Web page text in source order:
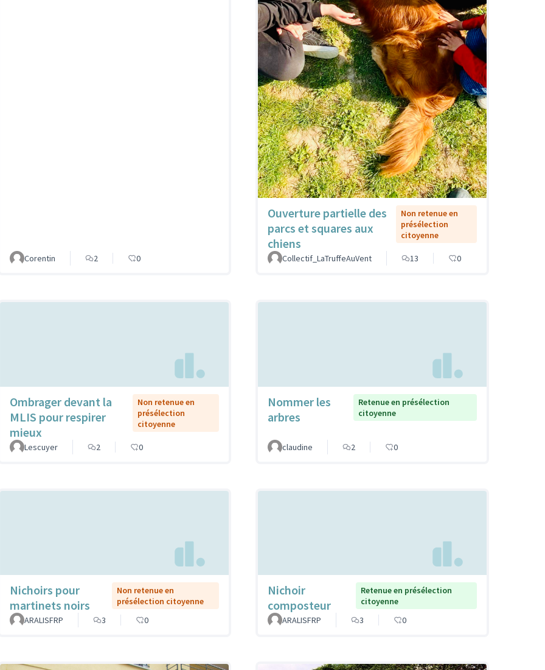
Corentin 2 0
Ouverture partielle des
parcs et squares aux
chiens
Non retenue en
présélection
citoyenne
Collectif_LaTruffeAuVent 13 0
Ombrager devant la
MLIS pour respirer
mieux
Non retenue en
présélection
citoyenne
Lescuyer 2 0
Nommer les
arbres
Retenue en présélection
citoyenne
claudine 2 0
Nichoirs pour
martinets noirs
Non retenue en
présélection citoyenne
ARALISFRP
3 0
Nichoir
composteur
Retenue en présélection
citoyenne
ARALISFRP
3 0